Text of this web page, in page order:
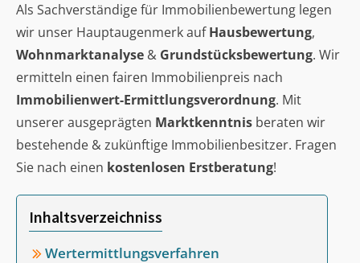
Als Sachverständige für Immobilienbewertung legen
wir unser Hauptaugenmerk aufHausbewertung,
Wohnmarktanalyse & Grundstücksbewertung. Wir
ermitteln einen fairen Immobilienpreis nach
Immobilienwert-Ermittlungsverordnung. Mit
unserer ausgeprägten Marktkenntnis beraten wir
bestehende & zukünftige Immobilienbesitzer. Fragen
Sie nach einen kostenlosen Erstberatung!
Inhaltsverzeichniss
Wertermittlungsverfahren